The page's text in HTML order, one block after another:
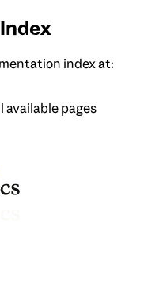
index at:
available pages